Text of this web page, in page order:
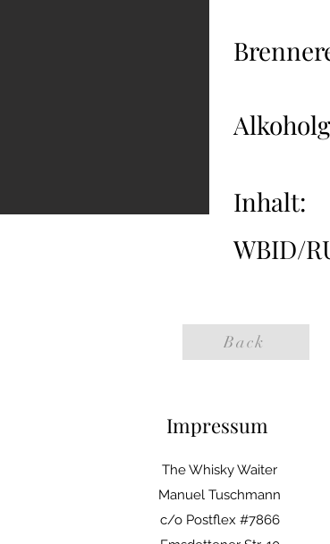
Inhalt:
WBID/
Back
Impressum
The Whisky Waiter
Manuel Tuschmann
c/o Postflex #7866